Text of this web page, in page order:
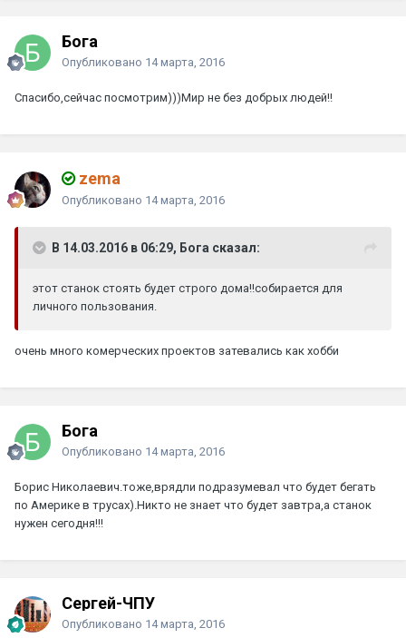
Бога
Опубликовано 14 марта, 2016
Спасибо,сейчас посмотрим)))Мир не без добрых людей!!
zema
Опубликовано 14 марта, 2016
В 14.03.2016 в 06:29, Бога сказал:
этот станок стоять будет строго дома!!собирается для
личного пользования.
очень много комерческих проектов затевались как хобби
Бога
Опубликовано 14 марта, 2016
Борис Николаевич.тоже,врядли подразумевал что будет бегать
по Америке в трусах).Никто не знает что будет завтра,а станок
нужен сегодня!!!
Сергей-ЧПУ
Опубликовано 14 марта, 2016